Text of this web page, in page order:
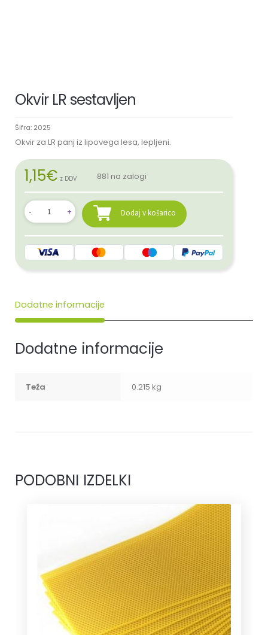
Okvir LR sestavljen
Šifra: 2025
Okvir za LR panj iz lipovega lesa, lepljeni.
1,15€ z DDV 881 na zalogi
Dodaj v košarico
Dodatne informacije
Dodatne informacije
Teža 0.215 kg
PODOBNI IZDELKI